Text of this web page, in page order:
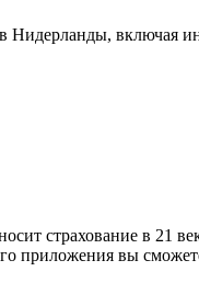
в Нидерланды, включая
страхование в 21
приложения вы